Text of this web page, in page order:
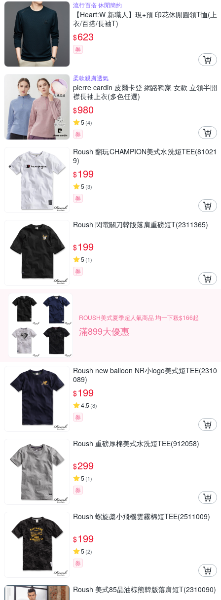
流行百搭 休閒簡約
【Heart:W 新職人】現+預 印花休閒圓領T恤(上
衣/百搭/長袖T)
$623
券
柔軟親膚透氣
pierre cardin 皮爾卡登 網路獨家 女款 立領半開
襟長袖上衣(多色任選)
$980
5 (4)
券
Roush 翻玩CHAMPION美式水洗短TEE(81021
9)
$199
5 (3)
券
Roush 閃電關刀韓版落肩重磅短T(2311365)
$199
5 (1)
券
ROUSH美式夏季超人氣商品 均一下殺$166起
滿899大優惠
Roush new balloon NR小logo美式短TEE(2310
089)
$199
4.5 (8)
券
Roush 重磅厚棉美式水洗短TEE(912058)
$299
5 (1)
券
Roush 螺旋槳小飛機雲霧棉短TEE(2511009)
$199
5 (2)
券
Roush 美式85晶油棕熊韓版落肩短T(2310090)